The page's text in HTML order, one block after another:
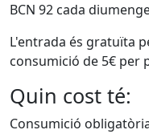
BCN 92 cada
L'entrada és gratuïta
consumició de 5€ per
Quin cost té:
Consumició